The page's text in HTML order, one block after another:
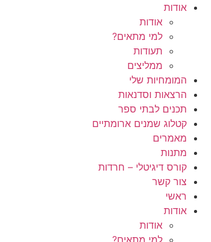
אודות
אודות
למי מתאים?
תעודות
ממליצים
המומחיות שלי
הרצאות וסדנאות
תכנים לבתי ספר
קטלוג שמנים ארומתיים
מאמרים
מתנות
קורס דיגיטלי – חרדות
צור קשר
ראשי
אודות
אודות